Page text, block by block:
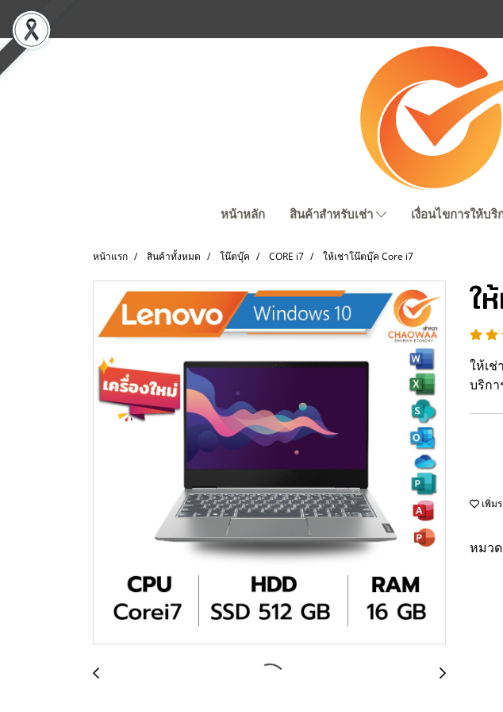
หน้าหลัก สินค้าสำหรับเช่า เงื่อนไขการให้บริ
หน้าแรก สินค้าทั้งหมด โน๊ตบุ๊ค CORE i7 ให้เช่าโน๊ตบุ๊ค Core i7
ใ
ให้เ
บริกา
เพิ่ม
หมว